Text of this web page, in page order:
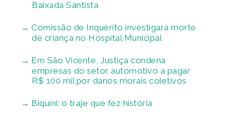
Baixada Santista
Comissão de Inquérito investigará morte
de criança no Hospital Municipal
Em São Vicente, Justiça condena
empresas do setor automotivo a pagar
R$ 100 mil por danos morais coletivos
Biquíni: o traje que fez história